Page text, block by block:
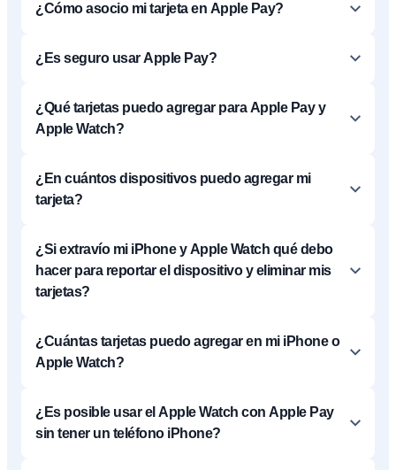
¿Cómo asocio mi tarjeta en Apple Pay?
¿Es seguro usar Apple Pay?
¿Qué tarjetas puedo agregar para Apple Pay y
Apple Watch?
¿En cuántos dispositivos puedo agregar mi
tarjeta?
¿Si extravío mi iPhone y Apple Watch qué debo
hacer para reportar el dispositivo y eliminar mis
tarjetas?
¿Cuántas tarjetas puedo agregar en mi iPhone o
Apple Watch?
¿Es posible usar el Apple Watch con Apple Pay
sin tener un teléfono iPhone?